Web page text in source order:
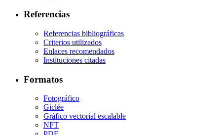
Referencias
Referencias bibliográficas
Criterios utilizados
Enlaces recomendados
Instituciones citadas
Formatos
Fotográfico
Giclée
Gráfico vectorial escalable
NFT